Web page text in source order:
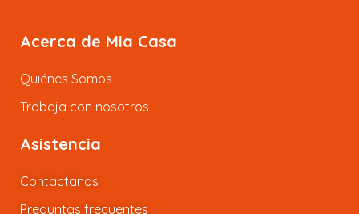
Acerca de Mia Casa
Quiénes Somos
Trabaja con nosotros
Asistencia
Contactanos
Preguntas frecuentes